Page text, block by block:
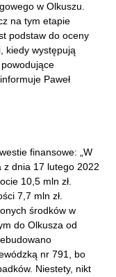
w Olkuszu.
na tym etapie
podstaw do oceny
kiedy występują
Paweł
finansowe: „W
dnia 17 lutego 2022
10,5 mln zł.
7,7 mln zł.
środków w
do Olkusza od
nr 791, bo
Niestety, nikt